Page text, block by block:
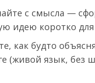
с смысла —
идею коротко для
как будто
(живой язык, без